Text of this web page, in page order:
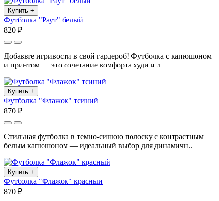
Купить +
Футболка "Раут" белый
820 ₽
Добавьте игривости в свой гардероб! Футболка с капюшоном
и принтом — это сочетание комфорта худи и л..
Купить +
Футболка "Флажок" тсиний
870 ₽
Стильная футболка в темно-синюю полоску с контрастным
белым капюшоном — идеальный выбор для динамичн..
Купить +
Футболка "Флажок" красный
870 ₽